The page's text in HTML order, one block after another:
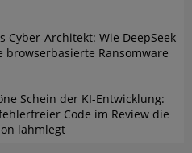
Cyber-Architekt: Wie DeepSeek
browserbasierte Ransomware
Schein der KI-Entwicklung:
Code im Review die
lahmlegt